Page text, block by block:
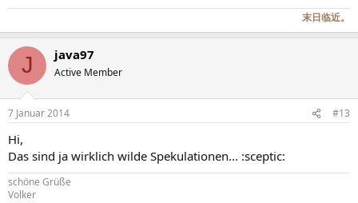
末日临近。
J java97
Active Member
7 Januar 2014 #13
Hi,
Das sind ja wirklich wilde Spekulationen... :sceptic:
schöne Grüße
Volker